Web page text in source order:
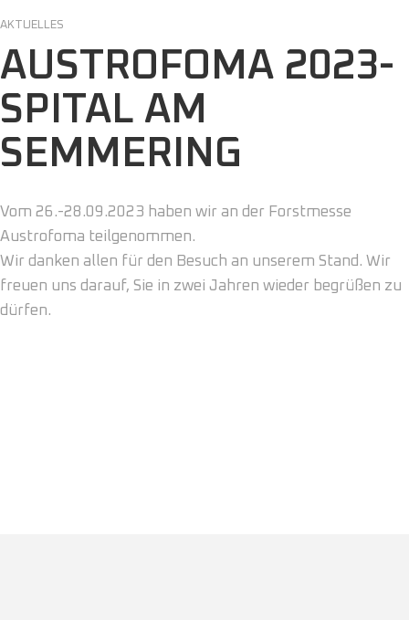
AKTUELLES
AUSTROFOMA 2023-
SPITAL AM
SEMMERING
Vom 26.-28.09.2023 haben wir an der Forstmesse
Austrofoma teilgenommen.
Wir danken allen für den Besuch an unserem Stand. Wir
freuen uns darauf, Sie in zwei Jahren wieder begrüßen zu
dürfen.